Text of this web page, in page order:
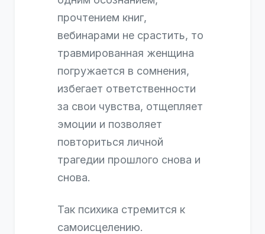
прочтением книг,
вебинарами не срастить, то
травмированная женщина
погружается в сомнения,
избегает ответственности
за свои чувства, отщепляет
эмоции и позволяет
повториться личной
трагедии прошлого снова и
снова.
Так психика стремится к
самоисцелению.